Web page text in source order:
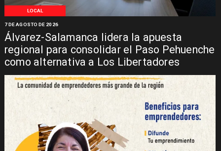
LOCAL
Álvarez-Salamanca lidera la apuesta
regional para consolidar el Paso Pehuenche
como alternativa a Los Libertadores
7 DE AGOSTO DE 2026